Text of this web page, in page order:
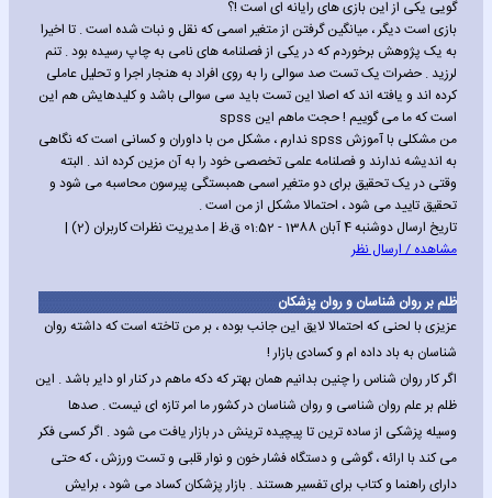
گویی یکی از این بازی های رایانه ای است !؟
بازی است دیگر ، میانگین گرفتن از متغیر اسمی که نقل و نبات شده است . تا اخیرا
به یک پژوهش برخوردم که در یکی از فصلنامه های نامی به چاپ رسیده بود . تنم
لرزید . حضرات یک تست صد سوالی را به روی افراد به هنجار اجرا و تحلیل عاملی
کرده اند و یافته اند که اصلا این تست باید سی سوالی باشد و کلیدهایش هم این
است که ما می گوییم ! حجت ماهم این spss
من مشکلی با آموزش spss ندارم ، مشکل من با داوران و کسانی است که نگاهی
به اندیشه ندارند و فصلنامه علمی تخصصی خود را به آن مزین کرده اند . البته
وقتی در یک تحقیق برای دو متغیر اسمی همبستگی پیرسون محاسبه می شود و
تحقیق تایید می شود ، احتمالا مشکل از من است .
تاریخ ارسال دوشنبه 4 آبان 1388 - 01:52 ق.ظ | مدیریت نظرات کاربران (2) |
مشاهده / ارسال نظر
ظلم بر روان شناسان و روان پزشکان
عزیزی با لحنی که احتمالا لایق این جانب بوده ، بر من تاخته است که داشته روان
شناسان به باد داده ام و کسادی بازار !
اگر کار روان شناس را چنین بدانیم همان بهتر که دکه ماهم در کنار او دایر باشد . این
ظلم بر علم روان شناسی و روان شناسان در کشور ما امر تازه ای نیست . صدها
وسیله پزشکی از ساده ترین تا پیچیده ترینش در بازار یافت می شود . اگر کسی فکر
می کند با ارائه ، گوشی و دستگاه فشار خون و نوار قلبی و تست ورزش ، که حتی
دارای راهنما و کتاب برای تفسیر هستند . بازار پزشکان کساد می شود ، برایش